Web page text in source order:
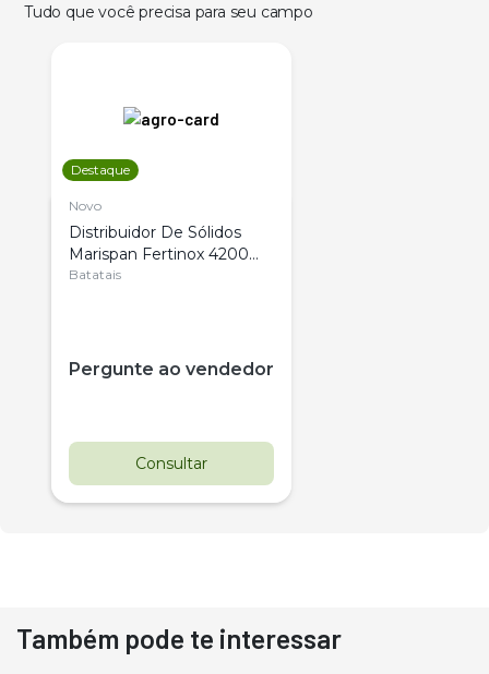
Tudo que você precisa para seu campo
Destaque
Novo
Distribuidor De Sólidos
Marispan Fertinox 4200
Citrus
Batatais
Pergunte ao vendedor
Consultar
Destaque
Também pode te interessar